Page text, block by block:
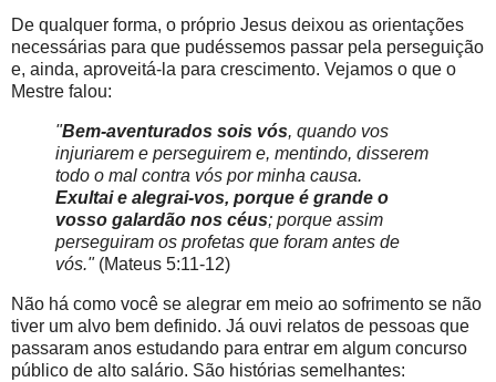
De qualquer forma, o próprio Jesus deixou as orientações
necessárias para que pudéssemos passar pela perseguição
e, ainda, aproveitá-la para crescimento. Vejamos o que o
Mestre falou:
"Bem-aventurados sois vós, quando vos
injuriarem e perseguirem e, mentindo, disserem
todo o mal contra vós por minha causa.
Exultai e alegrai-vos, porque é grande o
vosso galardão nos céus; porque assim
perseguiram os profetas que foram antes de
vós."(Mateus 5:11-12)
Não há como você se alegrar em meio ao sofrimento se não
tiver um alvo bem definido. Já ouvi relatos de pessoas que
passaram anos estudando para entrar em algum concurso
público de alto salário. São histórias semelhantes: